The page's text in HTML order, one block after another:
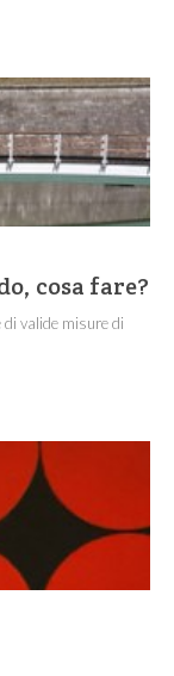
cosa fare?
di valide misure di